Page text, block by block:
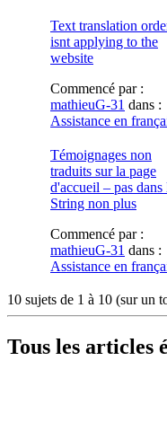
Text translation
isnt applying to the
website
Commencé par :
mathieuG-31 dans :
Assistance en
Témoignages non
traduits sur la page
d'accueil – pas dans
String non plus
Commencé par :
mathieuG-31 dans :
Assistance en
10 sujets de 1 à 10 (sur un
Tous les articles